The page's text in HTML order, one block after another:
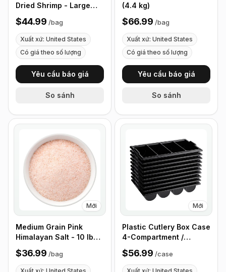
Dried Shrimp - Large
Size - 1 lb (453g)
$44.99 /bag
Xuất xứ: United States
Có giá theo số lượng
Yêu cầu báo giá
So sánh
(4.4 kg)
$66.99 /bag
Xuất xứ: United States
Có giá theo số lượng
Yêu cầu báo giá
So sánh
Mới
Medium Grain Pink
Himalayan Salt - 10 lb
(4.4 kg)
$36.99 /bag
Mới
Plastic Cutlery Box Case
4-Compartment /
Flatware Bin with
Handles - 5 Pieces
$56.99 /case